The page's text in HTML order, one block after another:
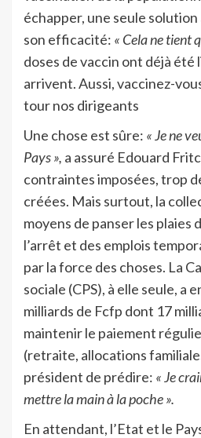
échapper, une seule
son efficacité: « Cela ne tient
doses de vaccin ont déjà été
arrivent. Aussi, vaccinez-
tour nos dirigeants
Une chose est sûre: « Je ne
Pays », a assuré Edouard
contraintes imposées, trop
créées. Mais surtout, la
moyens de panser les plaies
l’arrêt et des emplois
par la force des choses. La
sociale (CPS), à elle seule, a
milliards de Fcfp dont 17
maintenir le paiement
(retraite, allocations
président de prédire: « Je
mettre la main à la poche ».
En attendant, l’Etat et le